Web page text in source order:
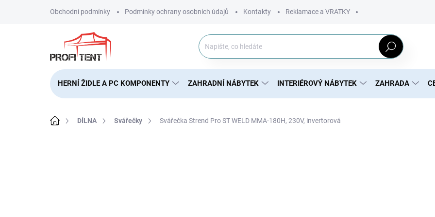
Obchodní podmínky Podmínky ochrany osobních údajů Kontakty Reklamace a VRATKY
Hledat
HERNÍ ŽIDLE A PC KOMPONENTY ZAHRADNÍ NÁBYTEK INTERIÉROVÝ NÁBYTEK ZAHRADA
Domů DÍLNA Svářečky Svářečka Strend Pro ST WELD MMA-180H, 230V, invertorová